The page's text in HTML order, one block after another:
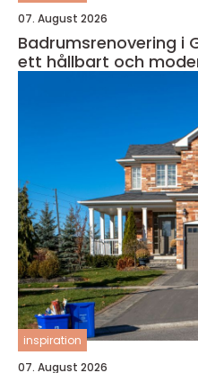
07. August 2026
Badrumsrenovering i
ett hållbart och
inspiration
07. August 2026